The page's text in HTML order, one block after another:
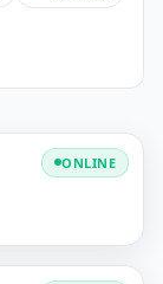
ONLINE